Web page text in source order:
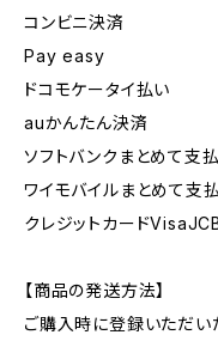
コンビニ決済
Pay easy
ドコモケータイ払い
auかんたん決済
ソフトバンクまとめて支
ワイモバイルまとめて支
クレジットカード
【商品の発送方法】
ご購入時に登録いただい